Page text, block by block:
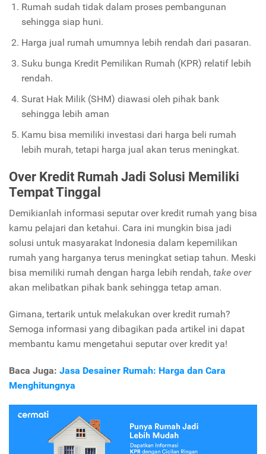
Rumah sudah tidak dalam proses pembangunan
sehingga siap huni.
Harga jual rumah umumnya lebih rendah dari pasaran.
Suku bunga Kredit Pemilikan Rumah (KPR) relatif lebih
rendah.
Surat Hak Milik (SHM) diawasi oleh pihak bank
sehingga lebih aman
Kamu bisa memiliki investasi dari harga beli rumah
lebih murah, tetapi harga jual akan terus meningkat.
Over Kredit Rumah Jadi Solusi Memiliki
Tempat Tinggal
Demikianlah informasi seputar over kredit rumah yang bisa
kamu pelajari dan ketahui. Cara ini mungkin bisa jadi
solusi untuk masyarakat Indonesia dalam kepemilikan
rumah yang harganya terus meningkat setiap tahun. Meski
bisa memiliki rumah dengan harga lebih rendah, take over
akan melibatkan pihak bank sehingga tetap aman.
Gimana, tertarik untuk melakukan over kredit rumah?
Semoga informasi yang dibagikan pada artikel ini dapat
membantu kamu mengetahui seputar over kredit ya!
Baca Juga: Jasa Desainer Rumah: Harga dan Cara
Menghitungnya